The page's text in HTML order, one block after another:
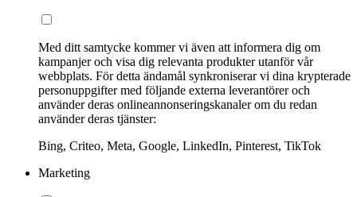
Med ditt samtycke kommer vi även att informera dig om
kampanjer och visa dig relevanta produkter utanför vår
webbplats. För detta ändamål synkroniserar vi dina krypterade
personuppgifter med följande externa leverantörer och
använder deras onlineannonseringskanaler om du redan
använder deras tjänster:
Bing, Criteo, Meta, Google, LinkedIn, Pinterest, TikTok
Marketing